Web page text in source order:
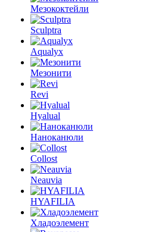
Мезококтейли
Sculptra
Aqualyx
Мезонити
Revi
Hyalual
Наноканюли
Collost
Neauvia
HYAFILIA
Хладоэлемент